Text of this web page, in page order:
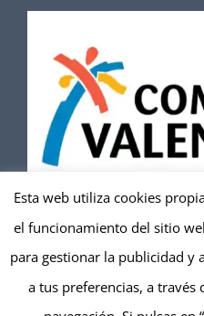
Esta web utiliza cookies
el funcionamiento del sitio
para gestionar la publicidad y
a tus preferencias, a través